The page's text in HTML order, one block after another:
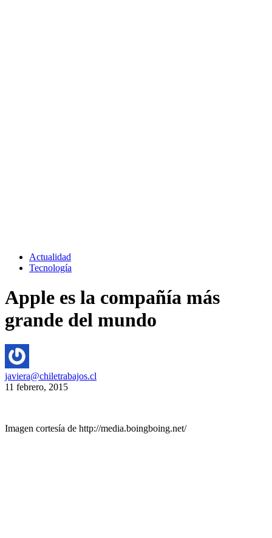
Actualidad
Tecnología
Apple es la compañía más
grande del mundo
javiera@chiletrabajos.cl
11 febrero, 2015
Imagen cortesía de http://media.boingboing.net/